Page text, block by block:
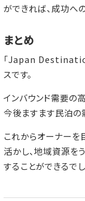
ができれば、成功へ
まとめ
「Japan
スです。
インバウンド需要の
今後ますます民泊の
これからオーナーを
活かし、地域資源を
することができるでし